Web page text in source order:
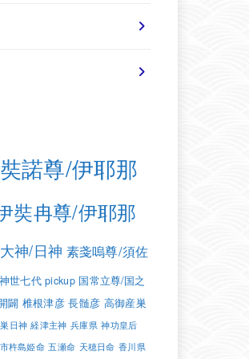
諾尊/伊耶那
奘冉尊/伊耶那
神/日神 素戔嗚尊/須佐
神世七代 pickup 国常立尊/国之
闢 椎根津彦 長髄彦 高御産巣
日神 経津主神 兵庫県 神功皇后
市杵島姫命 五瀬命 天穂日命 香川県